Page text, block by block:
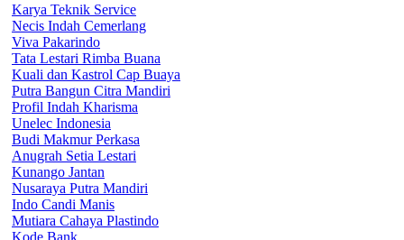
Karya Teknik Service
Necis Indah Cemerlang
Viva Pakarindo
Tata Lestari Rimba Buana
Kuali dan Kastrol Cap Buaya
Putra Bangun Citra Mandiri
Profil Indah Kharisma
Unelec Indonesia
Budi Makmur Perkasa
Anugrah Setia Lestari
Kunango Jantan
Nusaraya Putra Mandiri
Indo Candi Manis
Mutiara Cahaya Plastindo
Kode Bank